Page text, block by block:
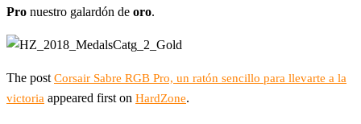
Pro nuestro galardón de oro.
The post Corsair Sabre RGB Pro, un ratón sencillo para llevarte a la
victoria appeared first on HardZone.